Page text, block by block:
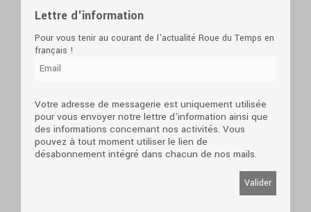
Lettre d'information
Pour vous tenir au courant de l'actualité Roue du Temps en
français !
Votre adresse de messagerie est uniquement utilisée
pour vous envoyer notre lettre d'information ainsi que
des informations concernant nos activités. Vous
pouvez à tout moment utiliser le lien de
désabonnement intégré dans chacun de nos mails.